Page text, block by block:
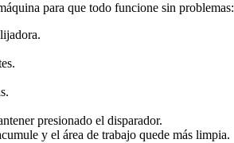
para que todo funcione sin problemas:
presionado el disparador.
y el área de trabajo quede más limpia.